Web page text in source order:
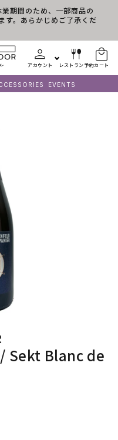
期間のため、一部商品の
す。あらかじめご了承くだ
アカウント レストラン予約カート
EVENTS
Sekt Blanc de